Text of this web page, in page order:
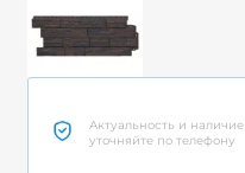
Актуальность и наличие
уточняйте по телефону